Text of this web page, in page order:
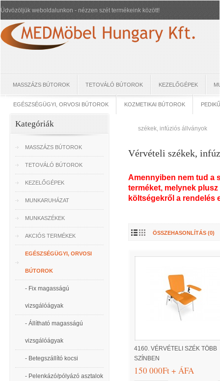
Üdvözöljük weboldalunkon - nézzen szét termékeink között!
MASSZÁZS BÚTOROK TETOVÁLÓ BÚTOROK KEZELŐGÉPEK
EGÉSZSÉGÜGYI, ORVOSI BÚTOROK KOZMETIKAI BÚTOROK
Kategóriák
MASSZÁZS BÚTOROK
TETOVÁLÓ BÚTOROK
KEZELŐGÉPEK
MUNKARUHÁZAT
MUNKASZÉKEK
AKCIÓS TERMÉKEK
EGÉSZSÉGÜGYI, ORVOSI
BÚTOROK
- Fix magasságú
vizsgálóágyak
- Állítható magasságú
vizsgálóágyak
- Betegszállító kocsi
- Pelenkázó/pólyázó asztalok
székek, infúziós állványok
Vérvételi székek,
Amennyiben nem tud a
terméket, melynek
költségekről a rendelés
ÖSSZEHASONLÍTÁS (0)
4160. VÉRVÉTELI SZÉK TÖBB
SZÍNBEN
150 000Ft + ÁFA